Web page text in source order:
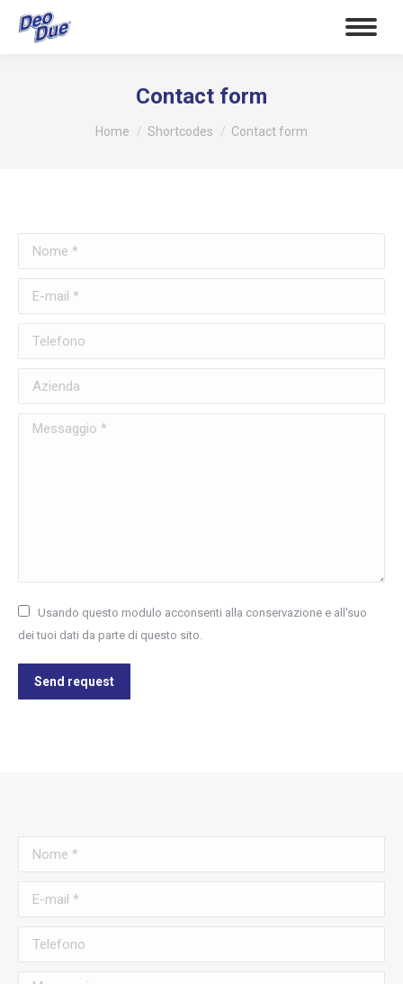
Contact form
Tu sei qui:
Home Shortcodes Contact form
Nome *
E-mail *
Telefono
Azienda
Messaggio *
Usando questo modulo acconsenti alla conservazione e all'suo
dei tuoi dati da parte di questo sito.
Send request
Nome *
E-mail *
Telefono